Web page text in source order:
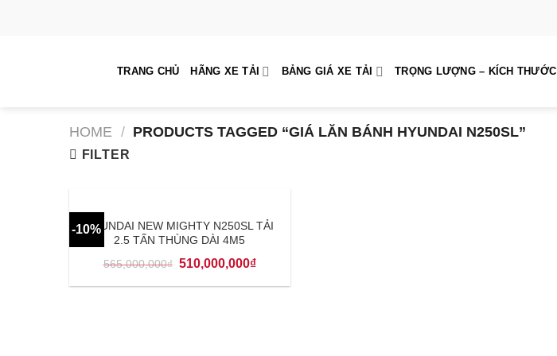
TRANG CHỦ HÃNG XE TẢI BẢNG GIÁ XE TẢI TRỌNG LƯỢNG – KÍCH THƯỚC
HOME / PRODUCTS TAGGED “GIÁ LĂN BÁNH HYUNDAI N250SL”
FILTER
-10%HYUNDAI NEW MIGHTY N250SL TẢI
2.5 TẤN THÙNG DÀI 4M5
565,000,000₫ 510,000,000₫